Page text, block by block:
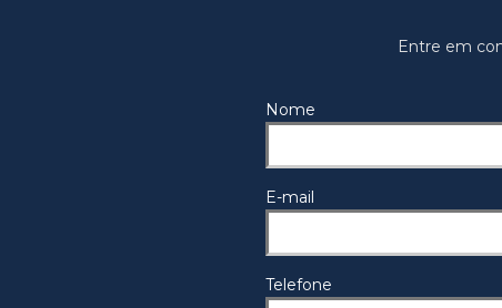
Entre em
Nome
E-mail
Telefone